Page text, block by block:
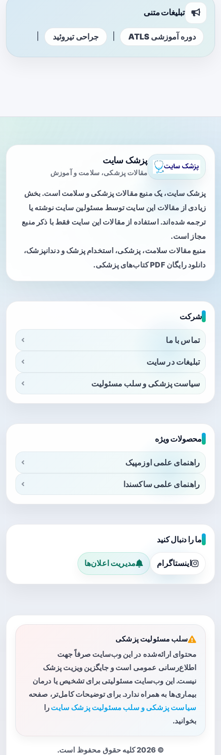
تبلیغات متنی
دوره آموزشی ATLS جراحی تیروئید
پزشک سایت
مقالات پزشکی، سلامت و آموزش
پزشک سایت، یک منبع مقالات پزشکی و سلامت است. بخش
زیادی از مقالات این سایت توسط مسئولین سایت نوشته یا
ترجمه شده‌اند. استفاده از مقالات این سایت فقط با ذکر منبع
مجاز است.
منبع مقالات سلامت، پزشکی، استخدام پزشک و دندانپزشک،
دانلود رایگان PDF کتاب‌های پزشکی.
شرکت
تماس با ما
تبلیغات در سایت
سیاست پزشکی و سلب مسئولیت
محصولات ویژه
راهنمای علمی اوزمپیک
راهنمای علمی ساکسندا
ما را دنبال کنید
اینستاگرام مدیریت اعلان‌ها
سلب مسئولیت پزشکی
محتوای ارائه‌شده در این وب‌سایت صرفاً جهت
اطلاع‌رسانی عمومی است و جایگزین ویزیت پزشک
نیست. این وب‌سایت مسئولیتی برای تشخیص یا درمان
بیماری‌ها به همراه ندارد. برای توضیحات کامل‌تر، صفحه
سیاست پزشکی و سلب مسئولیت پزشک سایت را
بخوانید.
© 2026 کلیه حقوق محفوظ است.